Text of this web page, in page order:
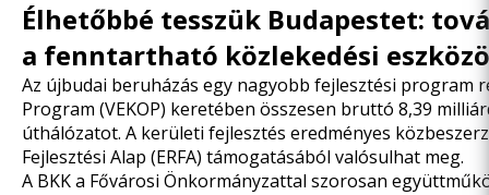
Élhetőbbé tesszük Budapestet:
a fenntartható közlekedési
Az újbudai beruházás egy nagyobb fejlesztési program
Program (VEKOP) keretében összesen bruttó 8,39
úthálózatot. A kerületi fejlesztés eredményes
Fejlesztési Alap (ERFA) támogatásából valósulhat meg.
A BKK a Fővárosi Önkormányzattal szorosan